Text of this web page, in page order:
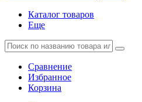
Каталог товаров
Еще
Сравнение
Избранное
Корзина